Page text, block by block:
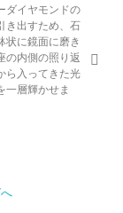
ダイヤモンドの
き出すため、石
状に鏡面に磨き
の内側の照り返
ら入ってきた光
一層輝かせま